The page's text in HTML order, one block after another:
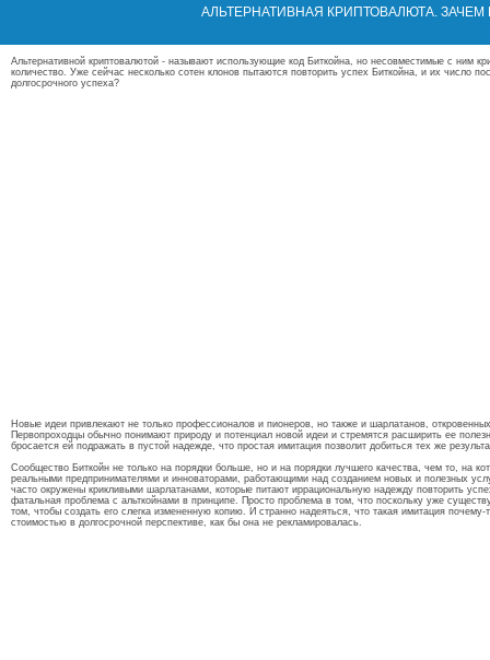
АЛЬТЕРНАТИВНАЯ КРИПТОВАЛЮТА.
Альтернативной криптовалютой - называют использующие код Биткойна, но несовместимые с ним
количество. Уже сейчас несколько сотен клонов пытаются повторить успех Биткойна, и их число
долгосрочного успеха?
Новые идеи привлекают не только профессионалов и пионеров, но также и шарлатанов,
Первопроходцы обычно понимают природу и потенциал новой идеи и стремятся расширить ее
бросается ей подражать в пустой надежде, что простая имитация позволит добиться тех же
Сообщество Биткойн не только на порядки больше, но и на порядки лучшего качества, чем то, на
реальными предпринимателями и инноваторами, работающими над созданием новых и полезных
часто окружены крикливыми шарлатанами, которые питают иррациональную надежду повторить
фатальная проблема с альткойнами в принципе. Просто проблема в том, что поскольку уже
том, чтобы создать его слегка измененную копию. И странно надеяться, что такая имитация
стоимостью в долгосрочной перспективе, как бы она не рекламировалась.